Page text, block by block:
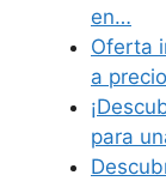
en…
Oferta
a
para